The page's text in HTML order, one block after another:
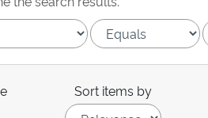
Sort items by